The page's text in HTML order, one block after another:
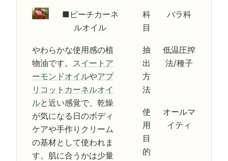
■ピーチカーネ
ルオイル
やわらかな使用感の植
物油です。 スイートア
ーモンドオイルやアプ
リコットカーネルオイ
ルと近い感覚で、乾燥
が気になる日のボディ
ケアや手作りクリーム
の基材として使われま
す。肌に合うかは少量
科
目
バラ科
抽
出
方
法
低温圧搾
法/種子
使
用
目
的
オールマ
イティ